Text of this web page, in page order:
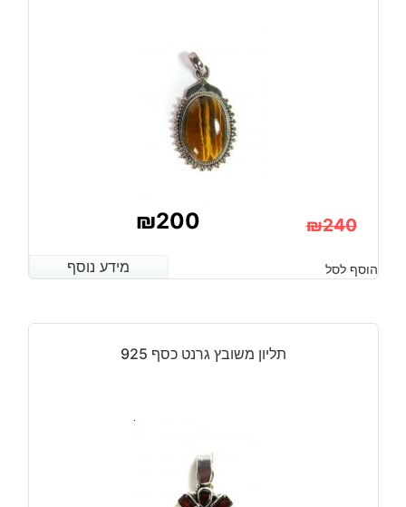
₪240
המקורי
היה:
₪200
הנוכחי
הוא:
מידע נוסף הוסף לסל מידע נוסף
תליון משובץ גרנט כסף 925